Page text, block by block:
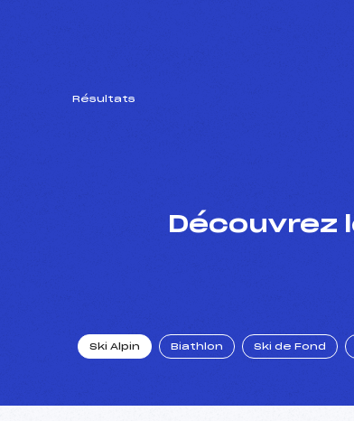
Résultats
Découvrez
Ski Alpin Biathlon Ski de Fond